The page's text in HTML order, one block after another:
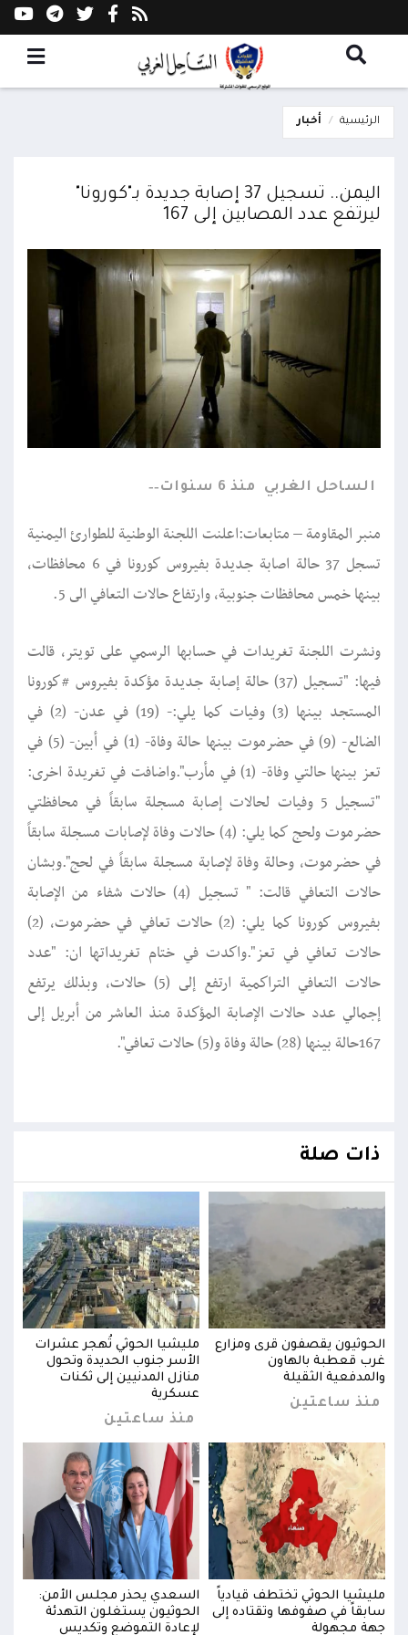
الرئيسية أخبار
اليمن.. تسجيل 37 إصابة جديدة بـ"كورونا"
ليرتفع عدد المصابين إلى 167
الساحل الغربي منذ 6 سنوات
منبر المقاومة – متابعات:اعلنت اللجنة الوطنية للطوارئ اليمنية
تسجل 37 حالة اصابة جديدة بفيروس كورونا في 6 محافظات،
بينها خمس محافظات جنوبية، وارتفاع حالات التعافي الى 5.
ونشرت اللجنة تغريدات في حسابها الرسمي على تويتر، قالت
فيها: "‏تسجيل (37) حالة إصابة جديدة مؤكدة بفيروس ‎#كورونا
المستجد بينها (3) وفيات كما يلي:- (19) في ‎عدن- (2) في
‎الضالع- (9) في ‎حضرموت بينها حالة وفاة- (1) في ‎أبين- (5) في
‎تعز بينها حالتي وفاة- (1) في ‎مأرب".واضافت في تغريدة اخرى:
"‏تسجيل 5 وفيات لحالات إصابة مسجلة سابقاً في محافظتي
حضرموت ولحج كما يلي: (4) حالات وفاة لإصابات مسجلة سابقاً
في ‎حضرموت، وحالة وفاة لإصابة مسجلة سابقاً في ‎لحج".وبشان
حالات التعافي قالت: " ‏تسجيل (4) حالات شفاء من الإصابة
بفيروس ‎كورونا كما يلي: (2) حالات تعافي في ‎حضرموت، (2)
حالات تعافي في ‎تعز".واكدت في ختام تغريداتها ان: "عدد
حالات التعافي التراكمية ارتفع إلى (5) حالات، وبذلك يرتفع
إجمالي عدد حالات الإصابة المؤكدة منذ العاشر من أبريل إلى
167حالة بينها (28) حالة وفاة و(5) حالات تعافي".
ذات صلة
الحوثيون يقصفون قرى ومزارع
غرب قعطبة بالهاون
والمدفعية الثقيلة
منذ ساعتين
مليشيا الحوثي تُهجر عشرات
الأسر جنوب الحديدة وتحول
منازل المدنيين إلى ثكنات
عسكرية
منذ ساعتين
مليشيا الحوثي تختطف قيادياً
سابقاً في صفوفها وتقتاده إلى
جهة مجهولة
السعدي يحذر مجلس الأمن:
الحوثيون يستغلون التهدئة
لإعادة التموضع وتكديس